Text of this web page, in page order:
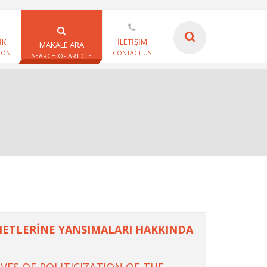
MAKALE ARA
SEARCH OF ARTICLE
İLETİŞİM
CONTACT US
YANSIMALARI HAKKINDA